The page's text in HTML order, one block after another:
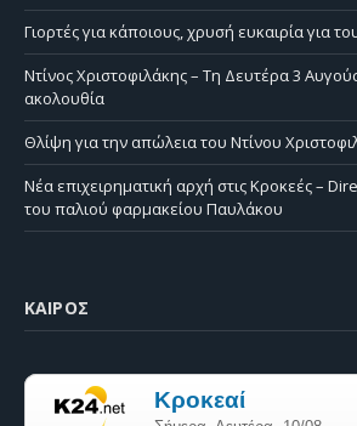
Γιορτές για κάποιους, χρυσή ευκαιρία για
Ντίνος Χριστοφιλάκης – Τη Δευτέρα 3
ακολουθία
Θλίψη για την απώλεια του Ντίνου
Νέα επιχειρηματική αρχή στις Κροκεές –
του παλιού φαρμακείου Παυλάκου
ΚΑΙΡΌΣ